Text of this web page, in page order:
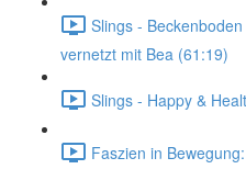
Slings -
vernetzt mit Bea (61:19)
Slings - Happy &
Faszien in